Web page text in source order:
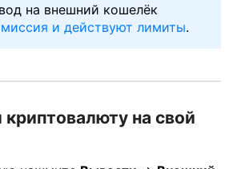
на внешний кошелёк
и действуют лимиты.
на свой